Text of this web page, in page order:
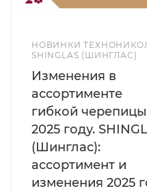
НОВИНКИ
SHINGLAS (ШИНГЛАС)
Изменения в
ассортименте
гибкой
2025 году.
(Шинглас):
ассортимент и
изменения 2025